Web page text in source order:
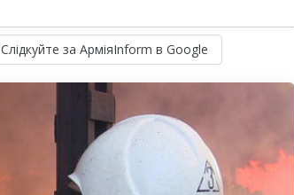
Слідкуйте за АрміяInform в Google